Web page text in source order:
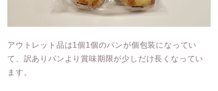
アウトレット品は1個1個のパンが個包装になってい
て、訳ありパンより賞味期限が少しだけ長くなってい
ます。